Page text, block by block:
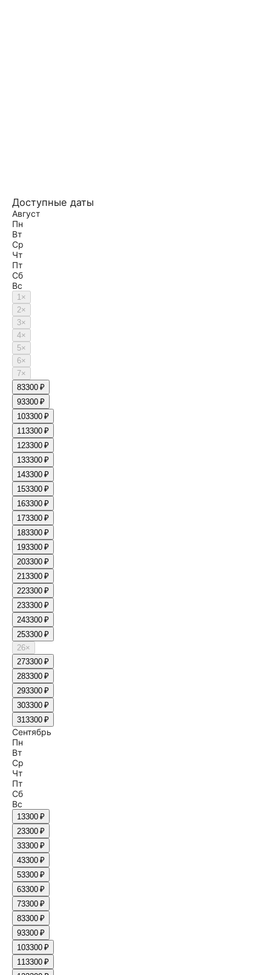
Доступные даты
Август
Пн
Вт
Ср
Чт
Пт
Сб
Вс
1×
2×
3×
4×
5×
6×
7×
83300 ₽
93300 ₽
103300 ₽
113300 ₽
123300 ₽
133300 ₽
143300 ₽
153300 ₽
163300 ₽
173300 ₽
183300 ₽
193300 ₽
203300 ₽
213300 ₽
223300 ₽
233300 ₽
243300 ₽
253300 ₽
26×
273300 ₽
283300 ₽
293300 ₽
303300 ₽
313300 ₽
Сентябрь
Пн
Вт
Ср
Чт
Пт
Сб
Вс
13300 ₽
23300 ₽
33300 ₽
43300 ₽
53300 ₽
63300 ₽
73300 ₽
83300 ₽
93300 ₽
103300 ₽
113300 ₽